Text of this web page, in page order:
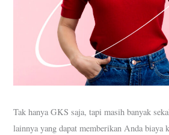
Tak hanya GKS saja, tapi masih banyak
lainnya yang dapat memberikan Anda biaya